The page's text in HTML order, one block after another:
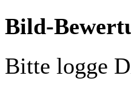
Bild-
Bitte logge